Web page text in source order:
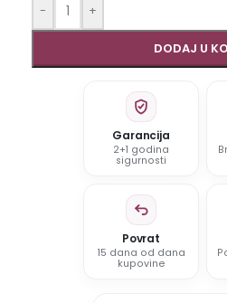
- +
DODAJ U
Garancija
2+1 godina
sigurnosti
Povrat
15 dana od dana
kupovine